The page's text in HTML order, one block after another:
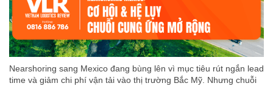
Nearshoring sang Mexico đang bùng lên vì mục tiêu rút ngắn lead
time và giảm chi phí vận tải vào thị trường Bắc Mỹ. Nhưng chuỗi